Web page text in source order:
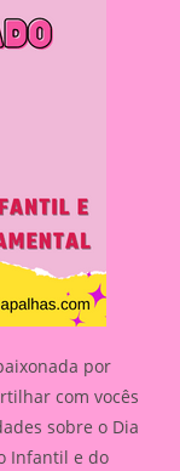
por
com vocês
sobre o Dia
Infantil e do